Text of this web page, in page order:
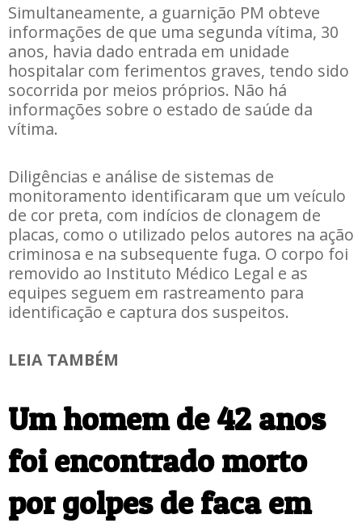
Simultaneamente, a guarnição PM obteve
informações de que uma segunda vítima, 30
anos, havia dado entrada em unidade
hospitalar com ferimentos graves, tendo sido
socorrida por meios próprios. Não há
informações sobre o estado de saúde da
vítima.
Diligências e análise de sistemas de
monitoramento identificaram que um veículo
de cor preta, com indícios de clonagem de
placas, como o utilizado pelos autores na ação
criminosa e na subsequente fuga. O corpo foi
removido ao Instituto Médico Legal e as
equipes seguem em rastreamento para
identificação e captura dos suspeitos.
LEIA TAMBÉM
Um homem de 42 anos
foi encontrado morto
por golpes de faca em